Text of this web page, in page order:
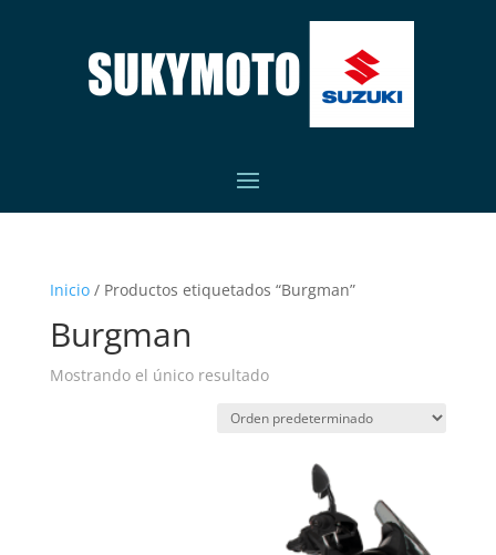
Inicio/ Productos etiquetados “Burgman”
Burgman
Mostrando el único resultado